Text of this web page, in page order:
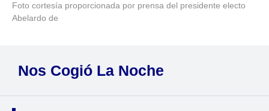
Foto cortesía proporcionada por prensa del presidente electo
Abelardo de
Nos Cogió La Noche